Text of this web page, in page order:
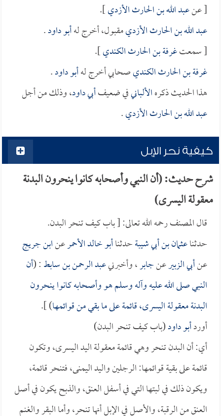
[ عنعبد الله بن الحارث الأزدي].
عبد الله بن الحارث الأزديمقبول، أخرج لهأبو داود.
[ سمعتغرفة بن الحارث الكندي].
غرفة بن الحارث الكنديصحابي أخرج لهأبو داود.
هذا الحديث ذكرهالألبانيفي ضعيفأبي داود، وذلك من أجل
عبد الله بن الحارث الأزدي.
كيفية نحر الإبل
شرح حديث: (أن النبي وأصحابه كانوا ينحرون البدنة
معقولة اليسرى)
قال المصنف رحمه الله تعالى: [ باب كيف تنحر البدن.
حدثناعثمان بن أبي شيبةحدثناأبو خالد الأحمرعنابن جريج
عنأبي الزبيرعنجابر، وأخبرنيعبد الرحمن بن سابط: (أن
النبي صلى الله عليه وآله وسلم هو وأصحابه كانوا ينحرون
البدنة معقولة اليسرى، قائمة على ما بقي من قوائمها) ].
أوردأبو داود(باب كيف تنحر البدن)
أي: أن البدن تنحر وهي قائمة معقولة اليد اليسرى، وتكون
قائمة على بقية قوائمها: الرجلين واليد اليمنى، فتنحر قائمة،
ويكون ذلك في لبتها التي في أسفل العنق، والذبح يكون في أصل
العنق من الرقبة، والأصل في الإبل أنها تنحر، وأما البقر والغنم